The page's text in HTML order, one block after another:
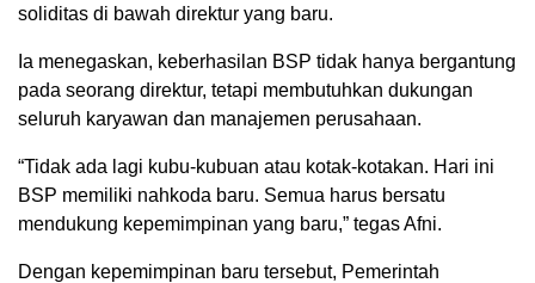
soliditas di bawah direktur yang baru.
Ia menegaskan, keberhasilan BSP tidak hanya bergantung
pada seorang direktur, tetapi membutuhkan dukungan
seluruh karyawan dan manajemen perusahaan.
“Tidak ada lagi kubu-kubuan atau kotak-kotakan. Hari ini
BSP memiliki nahkoda baru. Semua harus bersatu
mendukung kepemimpinan yang baru,” tegas Afni.
Dengan kepemimpinan baru tersebut, Pemerintah